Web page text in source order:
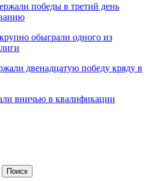
победы в третий день
обыграли одного из
двенадцатую победу кряду в
вничью в квалификации